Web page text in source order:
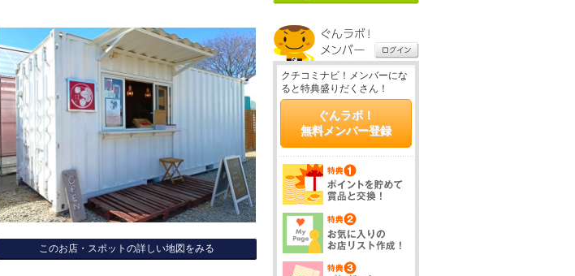
このお店・スポットの詳しい地図をみる
クチコミナビ！メンバーにな
ると特典盛りだくさん！
ぐんラボ！
無料メンバー登録